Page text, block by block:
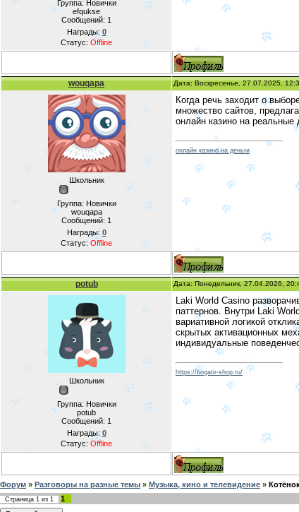
Группа: Новички
efqukse
Сообщений: 1
Награды: 0
Статус: Offline
wouqapa Дата: Воскресенье, 27.07.2025,
Школьник
Группа: Новички
wouqapa
Сообщений: 1
Награды: 0
Статус: Offline
Когда речь заходит о
множество сайтов,
онлайн казино на реальные
онлайн казино на деньги
potub Дата: Понедельник, 27.04.2026,
Школьник
Группа: Новички
potub
Сообщений: 1
Награды: 0
Статус: Offline
Laki World Casino
паттернов. Внутри Laki
вариативной логикой
скрытых активационных
индивидуальные
https://bogatir-shop.ru/
Форум » Разговоры на разные темы » Музыка, кино и телевидение »
Страница 1 из 1
1